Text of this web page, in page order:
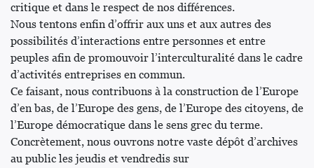
critique et dans le respect de nos différences.
Nous tentons enfin d’offrir aux uns et aux autres des
possibilités d’interactions entre personnes et entre
peuples afin de promouvoir l’interculturalité dans le cadre
d’activités entreprises en commun.
Ce faisant, nous contribuons à la construction de l’Europe
d’en bas, de l’Europe des gens, de l’Europe des citoyens, de
l’Europe démocratique dans le sens grec du terme.
Concrètement, nous ouvrons notre vaste dépôt d’archives
au public les jeudis et vendredis sur